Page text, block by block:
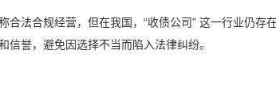
合法合规经营，但在我国，“收债公司” 这一行业仍存
信誉，避免因选择不当而陷入法律纠纷。